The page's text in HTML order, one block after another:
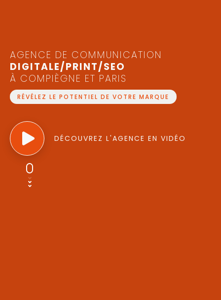
AGENCE DE COMMUNICATION
DIGITALE/PRINT/SEO
À COMPIÈGNE ET PARIS
RÉVÉLEZ LE POTENTIEL DE VOTRE MARQUE
DÉCOUVREZ L'AGENCE EN VIDÉO